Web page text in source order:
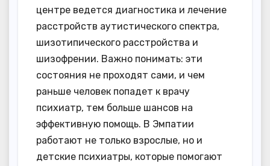
центре ведется диагностика и лечение
расстройств аутистического спектра,
шизотипического расстройства и
шизофрении. Важно понимать: эти
состояния не проходят сами, и чем
раньше человек попадет к врачу
психиатр, тем больше шансов на
эффективную помощь. В Эмпатии
работают не только взрослые, но и
детские психиатры, которые помогают